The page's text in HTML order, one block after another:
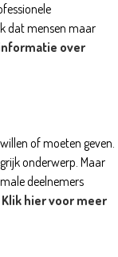
dat mensen maar
over
of moeten geven.
onderwerp. Maar
deelnemers
Klik hier voor meer